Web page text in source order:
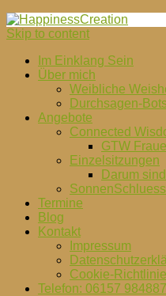
Skip to content
Im Einklang Sein
Über mich
Weibliche
Durchsagen-
Angebote
Connected
GTW
Einzelsitzungen
Darum
Termine
Blog
Kontakt
Impressum
Cookie-
Telefon: 06157